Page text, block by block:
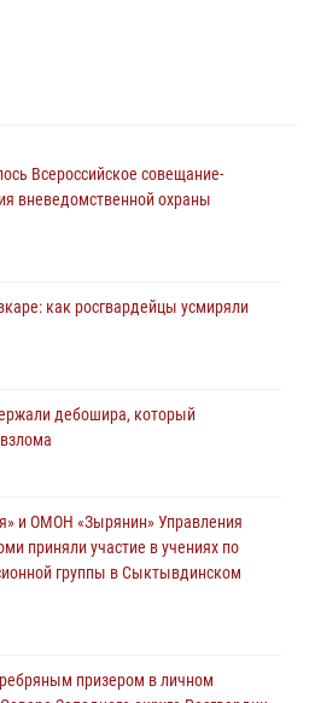
Всероссийское совещание-
вневедомственной охраны
как росгвардейцы усмиряли
дебошира, который
и ОМОН «Зырянин» Управления
приняли участие в учениях по
группы в Сыктывдинском
призером в личном